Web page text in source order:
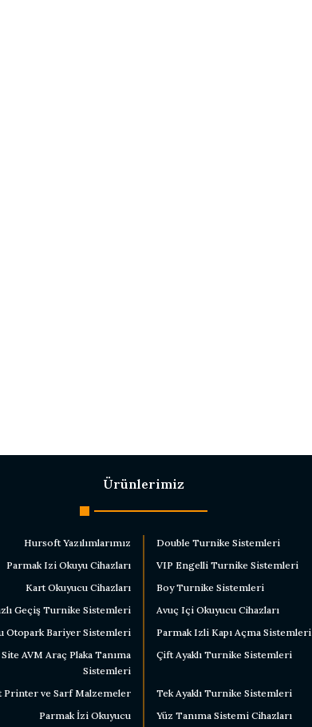
Ürünlerimiz
Hursoft Yazılımlarımız
Double Turnike Sistemleri
Parmak Izi Okuyu Cihazları
VIP Engelli Turnike Sistemleri
Kart Okuyucu Cihazları
Boy Turnike Sistemleri
Geçiş Turnike Sistemleri
Avuç Içi Okuyucu Cihazları
Otopark Bariyer Sistemleri
Parmak Izli Kapı Açma Sistemleri
Site AVM Araç Plaka Tanıma
Sistemleri
Çift Ayaklı Turnike Sistemleri
Printer ve Sarf Malzemeler
Tek Ayaklı Turnike Sistemleri
Parmak İzi Okuyucu
Yüz Tanıma Sistemi Cihazları